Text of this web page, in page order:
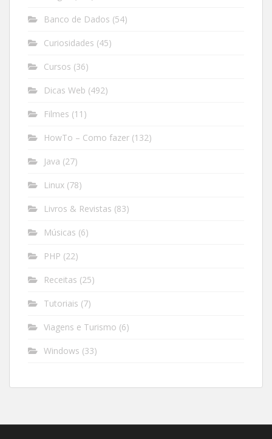
Banco de Dados (54)
Curiosidades (45)
Cursos (36)
Dicas Web (492)
Filmes (11)
HowTo – Como fazer (132)
Java (27)
Linux (78)
Livros & Revistas (83)
Músicas (6)
PHP (22)
Receitas (25)
Tutoriais (7)
Viagens e Turismo (6)
Windows (33)